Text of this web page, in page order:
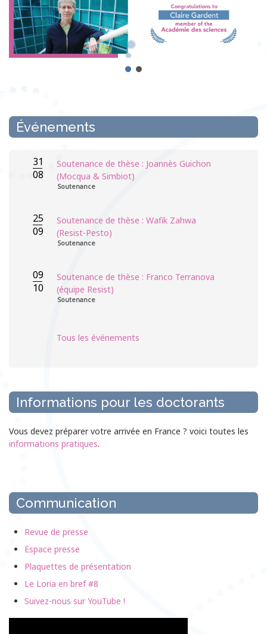
Événements
31
08
Soutenance de thèse : Joannès Guichon
(Mocqua & Simbiot)
Soutenance
25
09
Soutenance de thèse : Wafik Zahwa
(Resist-Pesto)
Soutenance
09
10
Soutenance de thèse : Franco Terranova
(équipe Resist)
Soutenance
Tous les événements
Informations pour les doctorants
Vous devez préparer votre arrivée en France ? voici toutes les
informations pratiques.
Communication
Revue de presse
Espace presse
Plaquettes de présentation
Le Loria en bref #8
Suivez-nous sur YouTube !